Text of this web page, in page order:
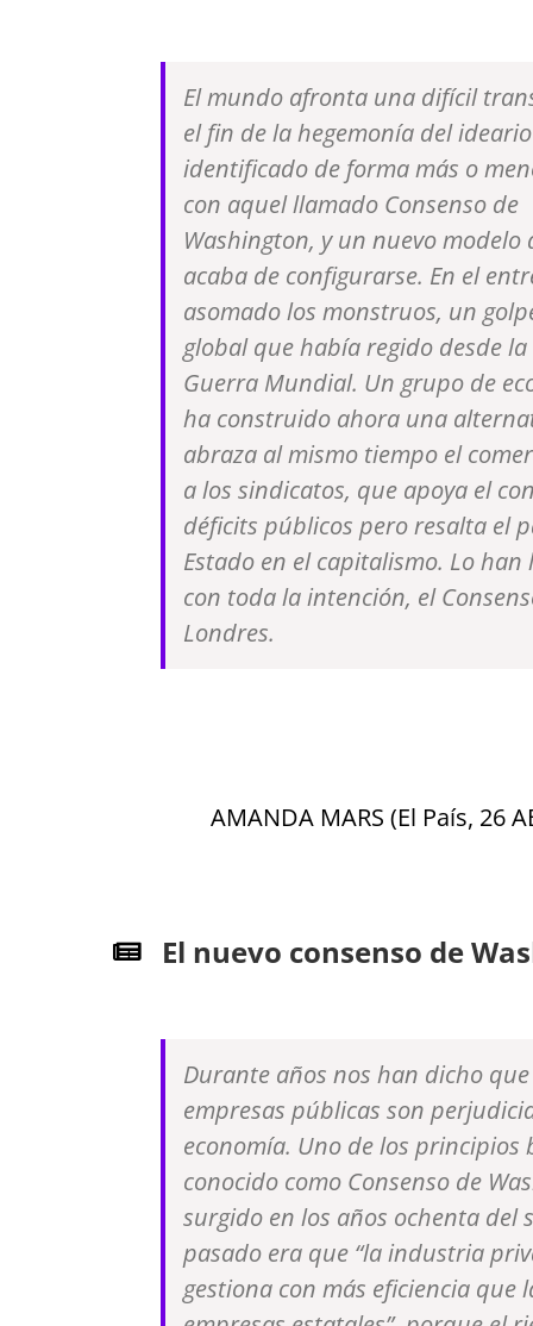
El mundo afronta una difícil
el fin de la hegemonía del
identificado de forma más o
con aquel llamado Consenso de
Washington, y un nuevo modelo
acaba de configurarse. En el
asomado los monstruos, un
global que había regido desde la
Guerra Mundial. Un grupo de
ha construido ahora una
abraza al mismo tiempo el
a los sindicatos, que apoya el
déficits públicos pero resalta el
Estado en el capitalismo. Lo han
con toda la intención, el
Londres.
AMANDA MARS (El País, 26
El nuevo consenso de
Durante años nos han dicho
empresas públicas son
economía. Uno de los principios
conocido como Consenso de
surgido en los años ochenta del
pasado era que “la industria
gestiona con más eficiencia que